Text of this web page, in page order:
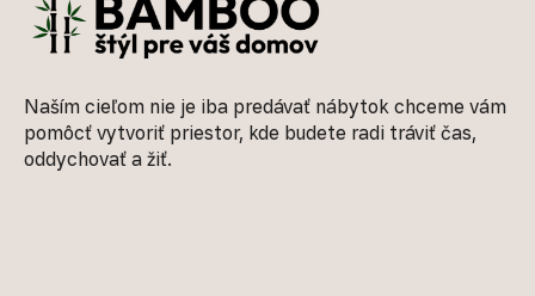
Naším cieľom nie je iba predávať nábytok chceme vám
pomôcť vytvoriť priestor, kde budete radi tráviť čas,
oddychovať a žiť.